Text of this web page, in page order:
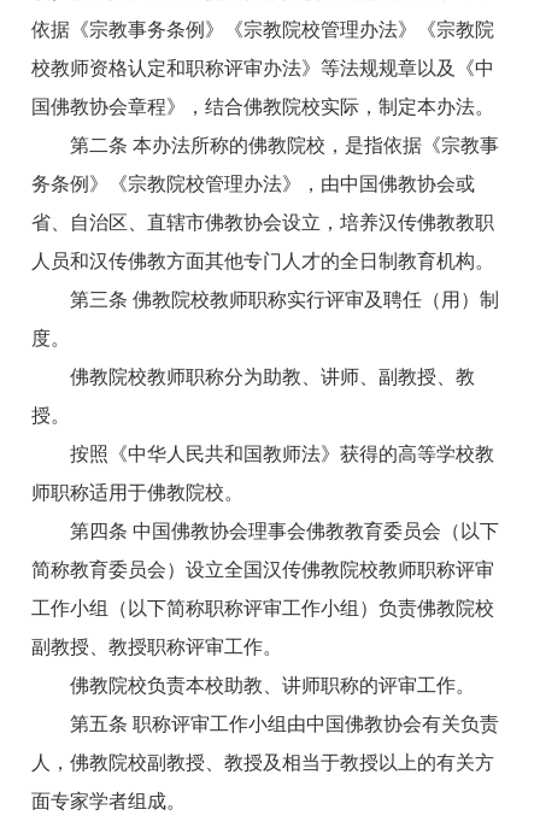
依据《宗教事务条例》《宗教院校管理办法》《宗教院
校教师资格认定和职称评审办法》等法规规章以及《中
国佛教协会章程》，结合佛教院校实际，制定本办法。
第二条 本办法所称的佛教院校，是指依据《宗教事
务条例》《宗教院校管理办法》，由中国佛教协会或
省、自治区、直辖市佛教协会设立，培养汉传佛教教职
人员和汉传佛教方面其他专门人才的全日制教育机构。
第三条 佛教院校教师职称实行评审及聘任（用）制
度。
佛教院校教师职称分为助教、讲师、副教授、教
授。
按照《中华人民共和国教师法》获得的高等学校教
师职称适用于佛教院校。
第四条 中国佛教协会理事会佛教教育委员会（以下
简称教育委员会）设立全国汉传佛教院校教师职称评审
工作小组（以下简称职称评审工作小组）负责佛教院校
副教授、教授职称评审工作。
佛教院校负责本校助教、讲师职称的评审工作。
第五条 职称评审工作小组由中国佛教协会有关负责
人，佛教院校副教授、教授及相当于教授以上的有关方
面专家学者组成。